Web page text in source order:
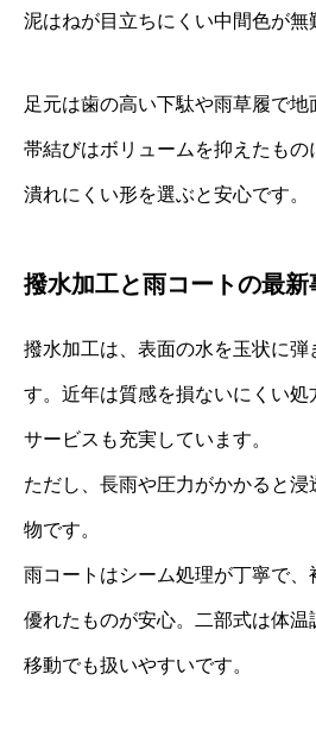
泥はねが目立ちにくい中間色が無
足元は歯の高い下駄や雨草履で地
帯結びはボリュームを抑えたも
潰れにくい形を選ぶと安心です。
撥水加工と雨コートの最新
撥水加工は、表面の水を玉状に弾
す。近年は質感を損ないにくい処
サービスも充実しています。
ただし、長雨や圧力がかかると
物です。
雨コートはシーム処理が丁寧で
優れたものが安心。二部式は体温
移動でも扱いやすいです。